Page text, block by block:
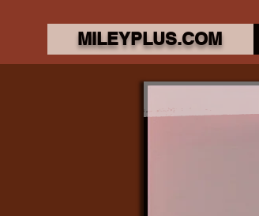
MILEYPLUS.COM